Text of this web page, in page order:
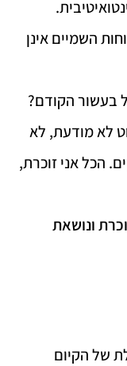
השמיים אינן
בעשור הקודם?
לא מודעת, לא
הכל אני זוכרת,
זוכרת ונושאת
של הקיום